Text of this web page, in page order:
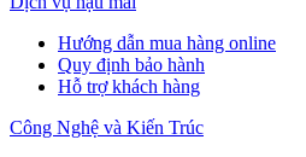
Hướng dẫn mua hàng online
Quy định bảo hành
Hỗ trợ khách hàng
Công Nghệ và Kiến Trúc